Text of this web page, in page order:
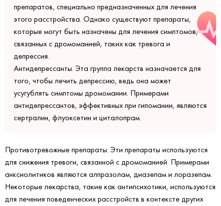
препаратов, специально предназначенных для лечения
этого расстройства. Однако существуют препараты,
которые могут быть назначены для лечения симптомов,
связанных с дромоманией, таких как тревога и
депрессия.
Антидепрессанты. Эта группа лекарств назначается для
того, чтобы лечить депрессию, ведь она может
усугублять симптомы дромомании. Примерами
антидепрессантов, эффективных при гипомании, являются
сертралин, флуоксетин и циталопрам.
Противотревожные препараты. Эти препараты используются
для снижения тревоги, связанной с дромоманией. Примерами
анксиолитиков являются алпразолам, диазепам и лоразепам.
Некоторые лекарства, такие как антипсихотики, используются
для лечения поведенческих расстройств в контексте других